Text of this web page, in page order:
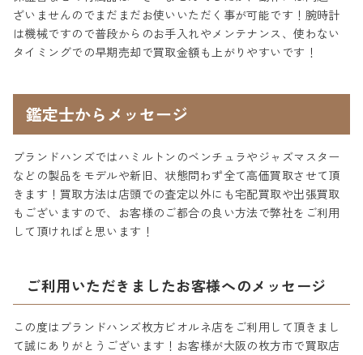
ざいませんのでまだまだお使いいただく事が可能です！腕時計
は機械ですので普段からのお手入れやメンテナンス、使わない
タイミングでの早期売却で買取金額も上がりやすいです！
鑑定士からメッセージ
ブランドハンズではハミルトンのベンチュラやジャズマスター
などの製品をモデルや新旧、状態問わず全て高価買取させて頂
きます！買取方法は店頭での査定以外にも宅配買取や出張買取
もございますので、お客様のご都合の良い方法で弊社をご利用
して頂ければと思います！
ご利用いただきましたお客様へのメッセージ
この度はブランドハンズ枚方ビオルネ店をご利用して頂きまし
て誠にありがとうございます！お客様が大阪の枚方市で買取店